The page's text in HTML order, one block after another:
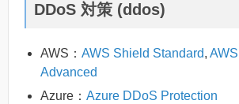
DDoS 対策 (ddos)
AWS： AWS Shield Standard,
Advanced
Azure： Azure DDoS Protection